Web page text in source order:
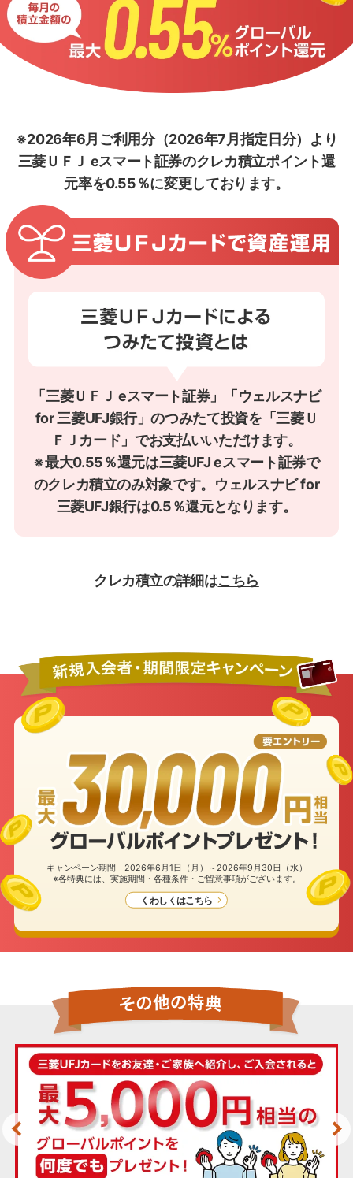
※2026年6月ご利用分（2026年7月指定日分）より
三菱ＵＦＪ eスマート証券のクレカ積立ポイント還
元率を0.55％に変更しております。
「三菱ＵＦＪ eスマート証券」「ウェルスナビ
for 三菱UFJ銀行」のつみたて投資を「三菱Ｕ
ＦＪカード」でお支払いいただけます。
※最大0.55％還元は三菱UFJ eスマート証券で
のクレカ積立のみ対象です。ウェルスナビ for
三菱UFJ銀行は0.5％還元となります。
クレカ積立の詳細はこちら
キャンペーン期間 2026年6月1日（月）～2026年9月30日（水）
※各特典には、実施期間・各種条件・ご留意事項がございます。
くわしくはこちら
お申し込みフォームへ進んでください。
カード種類
一般(学生以外)
学生
※カードお申し込み時点で、内定者の方は「学生」をご
選択のうえお申し込みください。
当アプリからのお申し込みは
三菱UFJ銀行でのお手続きとなります。